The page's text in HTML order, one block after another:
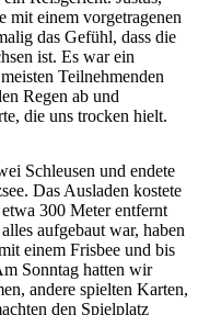
mit einem vorgetragenen
das Gefühl, dass die
ist. Es war ein
Teilnehmenden
Regen ab und
die uns trocken hielt.
Schleusen und endete
Das Ausladen kostete
300 Meter entfernt
aufgebaut war, haben
einem Frisbee und bis
Sonntag hatten wir
andere spielten Karten,
den Spielplatz